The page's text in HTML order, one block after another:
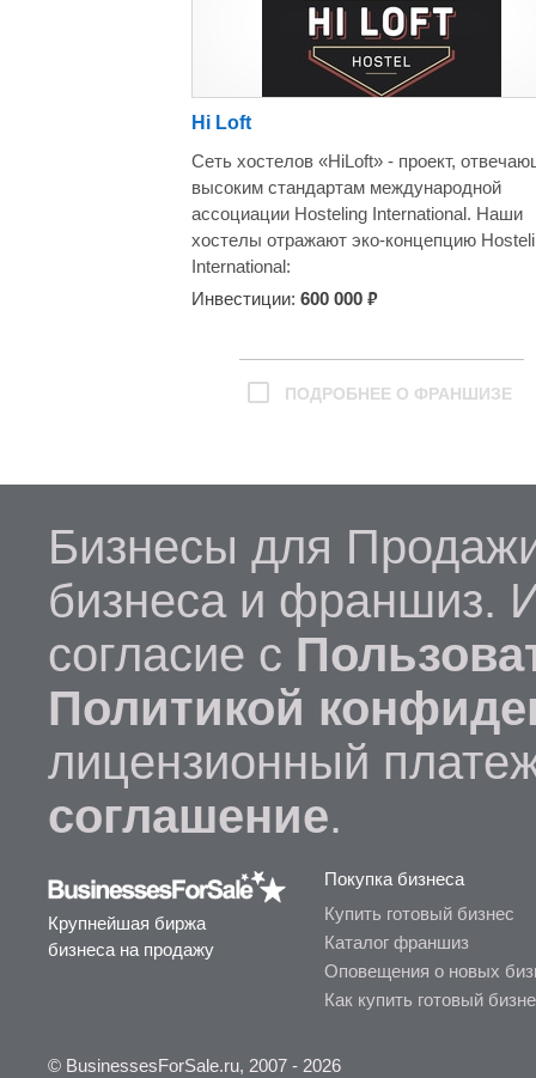
Лайк это большая семья, мы так ее и
называем — #лайкфемели #likefamily
Hi Loft
Сеть хостелов «HiLoft» - проект,
высоким стандартам международной
ассоциации Hosteling International. Наши
хостелы отражают эко-концепцию
International:
* Обеспечивают основу для
— туризма, не приносящего ущерба
франчайзи высокую заполняемость в
время года. У нас уже более ЗО
(мини-отелей) в России и СНГ. Мы
используем международный сервис
бронирования, размещение на самых
популярных рекламных площадках.
Средний доход одного хостела «HiLoft»:
000 рублей.
Хостел - перспективный бизнес,
стабильную прибыль. Работа по нашим
большое количество клиентов и хорошо
ситуации в стране и мире.
Инвестиции:600 000₽
ПОДРОБНЕЕ О ФРАНШИЗЕ
Бизнесы для
бизнеса и франшиз.
согласие с
Политикой
лицензионный
соглашение.
Крупнейшая биржа
бизнеса на продажу
Покупка бизнеса
Купить готовый бизнес
Каталог франшиз
Оповещения о новых
Как купить готовый
© BusinessesForSale.ru, 2007 - 2026